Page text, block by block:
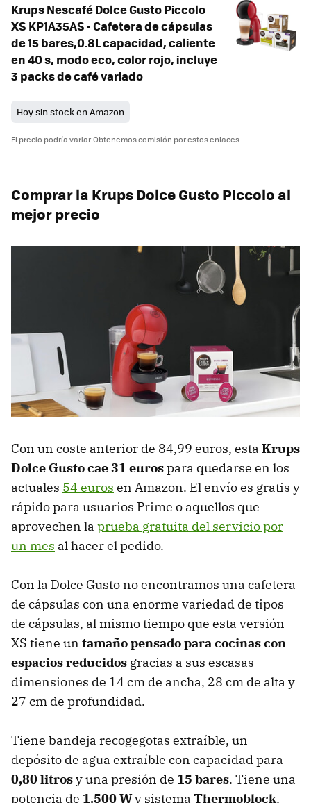
Krups Nescafé Dolce Gusto Piccolo
XS KP1A35AS - Cafetera de cápsulas
de 15 bares,0.8L capacidad, caliente
en 40 s, modo eco, color rojo, incluye
3 packs de café variado
Hoy sin stock en Amazon
El precio podría variar. Obtenemos comisión por estos enlaces
Comprar la Krups Dolce Gusto Piccolo al
mejor precio
Con un coste anterior de 84,99 euros, esta Krups
Dolce Gusto cae 31 eurospara quedarse en los
actuales 54 euros en Amazon. El envío es gratis y
rápido para usuarios Prime o aquellos que
aprovechen la prueba gratuita del servicio por
un mes al hacer el pedido.
Con la Dolce Gusto no encontramos una cafetera
de cápsulas con una enorme variedad de tipos
de cápsulas, al mismo tiempo que esta versión
XS tiene un tamaño pensado para cocinas con
espacios reducidos gracias a sus escasas
dimensiones de 14 cm de ancha, 28 cm de alta y
27 cm de profundidad.
Tiene bandeja recogegotas extraíble, un
depósito de agua extraíble con capacidad para
0,80 litrosy una presión de 15 bares. Tiene una
potencia de 1.500 Wy sistema Thermoblock,